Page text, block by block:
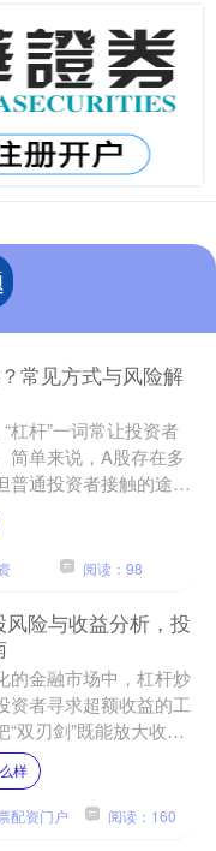
常见方式与风险解
杠杆”一词常让投资者
简单来说，A股存在多
普通投资者接触的途径
本文将从常见方式、
三个角....
阅读：98
险与收益分析，投
的金融市场中，杠杆炒
资者寻求超额收益的工
双刃剑”既能放大收
。本文将深入分析金
与收益，....
样
配资门户 阅读：160